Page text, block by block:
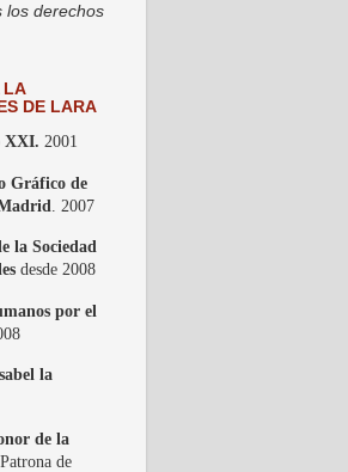
los derechos
LA
DE LARA
XXI. 2001
Gráfico de
. 2007
la Sociedad
desde 2008
por el
la
de la
, Patrona de